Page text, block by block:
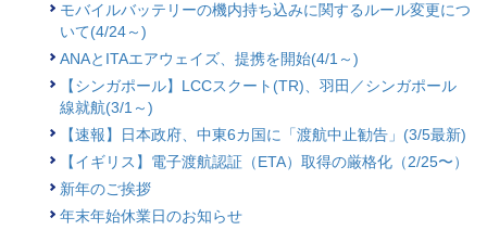
モバイルバッテリーの機内持ち込みに関するルール変更につ
いて(4/24～)
ANAとITAエアウェイズ、提携を開始(4/1～)
【シンガポール】LCCスクート(TR)、羽田／シンガポール
線就航(3/1～)
【速報】日本政府、中東6カ国に「渡航中止勧告」(3/5最新)
【イギリス】電子渡航認証（ETA）取得の厳格化（2/25〜）
新年のご挨拶
年末年始休業日のお知らせ